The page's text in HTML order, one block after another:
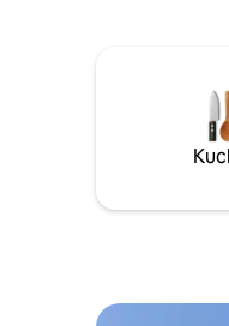
480 metrov
kúpeľní, pekná
priestor. Každá
blízko mesta 5
Santiburi.